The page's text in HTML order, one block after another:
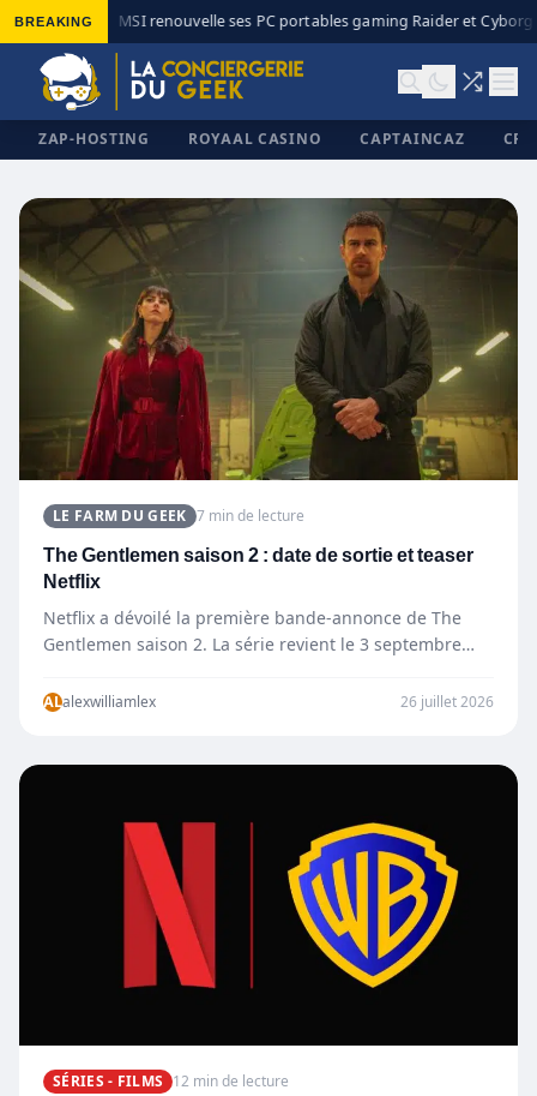
BREAKING◆ MSI renouvelle ses PC portables gaming Raider et Cyborg
ZAP-HOSTING ROYAAL CASINO CAPTAINCAZ
✕
LE FARM DU GEEK 7 min de lecture
The Gentlemen saison 2 : date de sortie et teaser
Netflix
Netflix a dévoilé la première bande-annonce de The
Gentlemen saison 2. La série revient le 3 septembre
ALalexwilliamlex 26 juillet 2026
SÉRIES - FILMS 12 min de lecture